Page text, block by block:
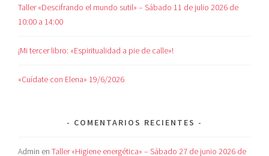
Taller «Descifrando el mundo sutil» – Sábado 11 de julio 2026 de
10:00 a 14:00
¡Mi tercer libro: «Espiritualidad a pie de calle»!
«Cuídate con Elena» 19/6/2026
COMENTARIOS RECIENTES
Admin enTaller «Higiene energética» – Sábado 27 de junio 2026 de